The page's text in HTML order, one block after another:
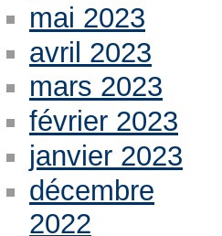
mai 2023
avril 2023
mars 2023
février 2023
janvier 2023
décembre
2022